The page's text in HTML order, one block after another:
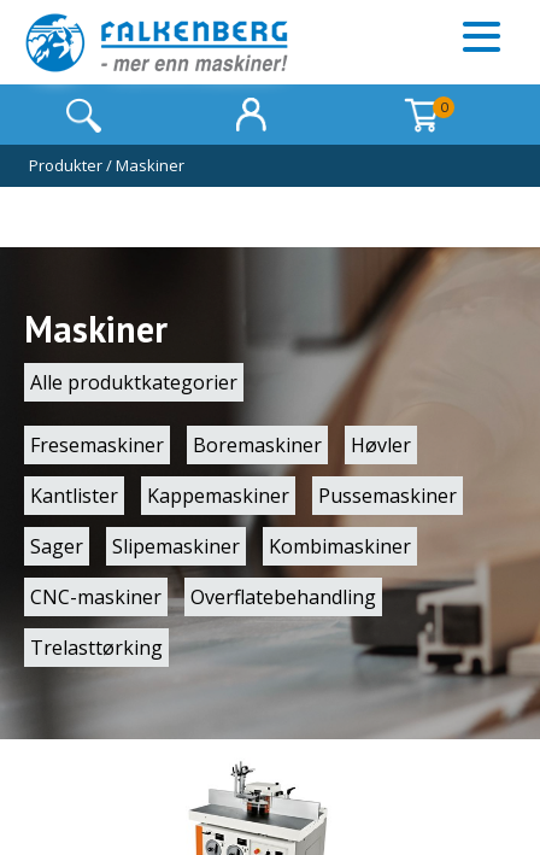
0
Produkter/Maskiner
Maskiner
Alle produktkategorier
Fresemaskiner Boremaskiner
Høvler
Kantlister
Kappemaskiner
Pussemaskiner
Sager
Slipemaskiner
Kombimaskiner
CNC-maskiner
Overflatebehandling
Trelasttørking